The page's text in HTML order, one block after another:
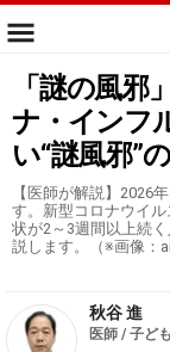
「謎の風邪
ナ・インフ
い“謎風邪”
【医師が解説】2026
す。新型コロナウイ
状が2～3週間以上続
説します。（※画像：
秋谷 進
医師 / 子ど